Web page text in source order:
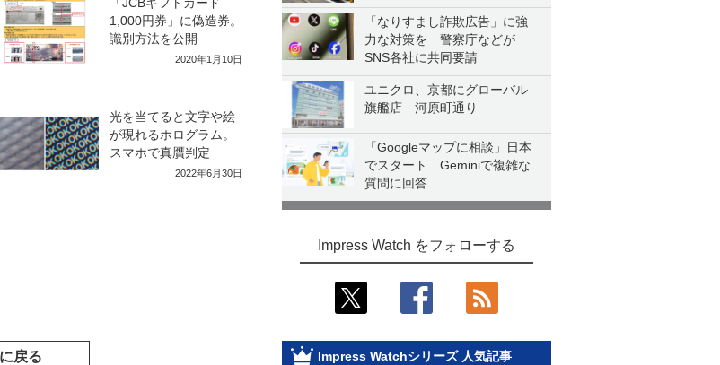
「なりすまし詐欺広告」に強
力な対策を 警察庁などが
SNS各社に共同要請
ユニクロ、京都にグローバル
旗艦店 河原町通り
「Googleマップに相談」日本
でスタート Geminiで複雑な
質問に回答
Impress Watch をフォローする
Impress Watchシリーズ 人気記事
1,000円券」に偽造券。
識別方法を公開
2020年1月10日
光を当てると文字や絵
が現れるホログラム。
スマホで真贋判定
2022年6月30日
戻る